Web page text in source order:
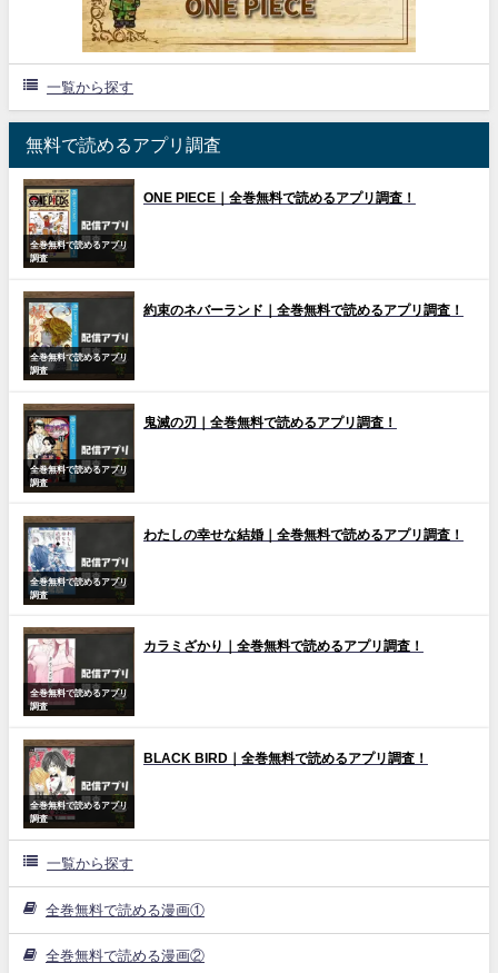
一覧から探す
無料で読めるアプリ調査
全巻無料で読めるアプリ
調査
ONE PIECE｜全巻無料で読めるアプリ調査！
全巻無料で読めるアプリ
調査
約束のネバーランド｜全巻無料で読めるアプリ調査！
全巻無料で読めるアプリ
調査
鬼滅の刃｜全巻無料で読めるアプリ調査！
全巻無料で読めるアプリ
調査
わたしの幸せな結婚｜全巻無料で読めるアプリ調査！
全巻無料で読めるアプリ
調査
カラミざかり｜全巻無料で読めるアプリ調査！
全巻無料で読めるアプリ
調査
BLACK BIRD｜全巻無料で読めるアプリ調査！
一覧から探す
全巻無料で読める漫画①
全巻無料で読める漫画②